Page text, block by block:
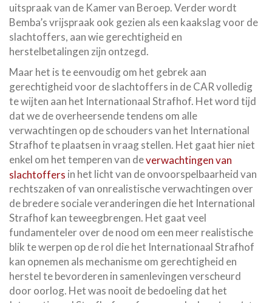
uitspraak van de Kamer van Beroep. Verder wordt
Bemba’s vrijspraak ook gezien als een kaakslag voor de
slachtoffers, aan wie gerechtigheid en
herstelbetalingen zijn ontzegd.
Maar het is te eenvoudig om het gebrek aan
gerechtigheid voor de slachtoffers in de CAR volledig
te wijten aan het Internationaal Strafhof. Het word tijd
dat we de overheersende tendens om alle
verwachtingen op de schouders van het International
Strafhof te plaatsen in vraag stellen. Het gaat hier niet
enkel om het temperen van deverwachtingen van
slachtoffers in het licht van de onvoorspelbaarheid van
rechtszaken of van onrealistische verwachtingen over
de bredere sociale veranderingen die het International
Strafhof kan teweegbrengen. Het gaat veel
fundamenteler over de nood om een meer realistische
blik te werpen op de rol die het Internationaal Strafhof
kan opnemen als mechanisme om gerechtigheid en
herstel te bevorderen in samenlevingen verscheurd
door oorlog. Het was nooit de bedoeling dat het